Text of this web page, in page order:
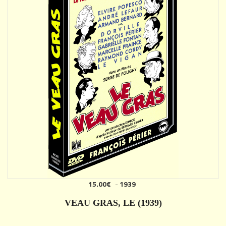
15.00€ -1939
VEAU GRAS, LE (1939)